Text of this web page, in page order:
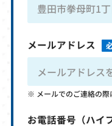
メールアドレス
メールでのご連絡の
お電話番号 （ハイ